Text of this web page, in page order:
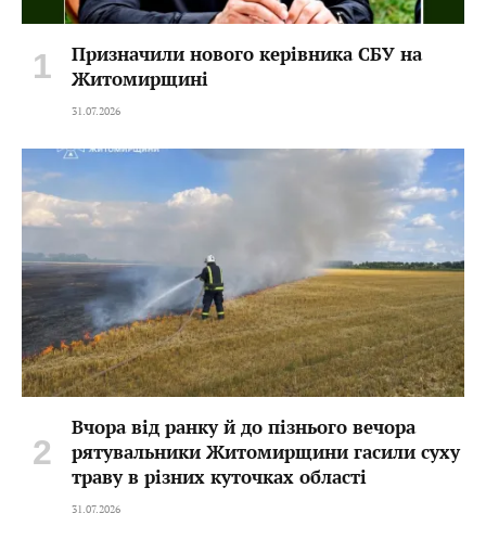
Призначили нового керівника СБУ на
Житомирщині
31.07.2026
Вчора від ранку й до пізнього вечора
рятувальники Житомирщини гасили суху
траву в різних куточках області
31.07.2026